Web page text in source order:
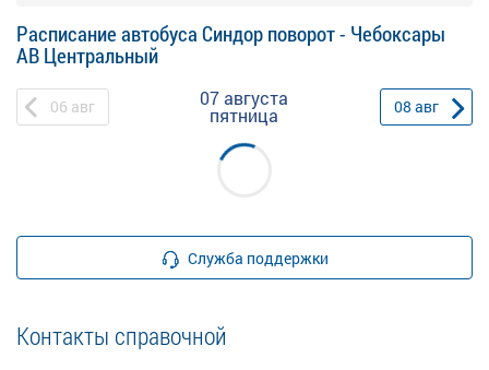
Расписание автобуса Синдор поворот - Чебоксары
АВ Центральный
06 авг 07 августа
пятница 08 авг
Служба поддержки
Контакты справочной